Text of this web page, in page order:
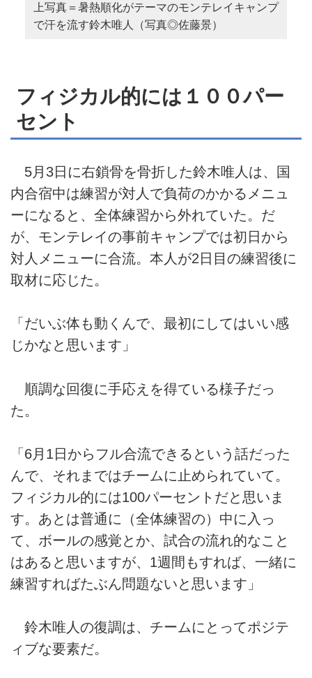
上写真＝暑熱順化がテーマのモンテレイキャンプ
で汗を流す鈴木唯人（写真◎佐藤景）
フィジカル的には１００パー
セント
5月3日に右鎖骨を骨折した鈴木唯人は、国
内合宿中は練習が対人で負荷のかかるメニュ
ーになると、全体練習から外れていた。だ
が、モンテレイの事前キャンプでは初日から
対人メニューに合流。本人が2日目の練習後に
取材に応じた。
「だいぶ体も動くんで、最初にしてはいい感
じかなと思います」
順調な回復に手応えを得ている様子だっ
た。
「6月1日からフル合流できるという話だった
んで、それまではチームに止められていて。
フィジカル的には100パーセントだと思いま
す。あとは普通に（全体練習の）中に入っ
て、ボールの感覚とか、試合の流れ的なこと
はあると思いますが、1週間もすれば、一緒に
練習すればたぶん問題ないと思います」
鈴木唯人の復調は、チームにとってポジテ
ィブな要素だ。